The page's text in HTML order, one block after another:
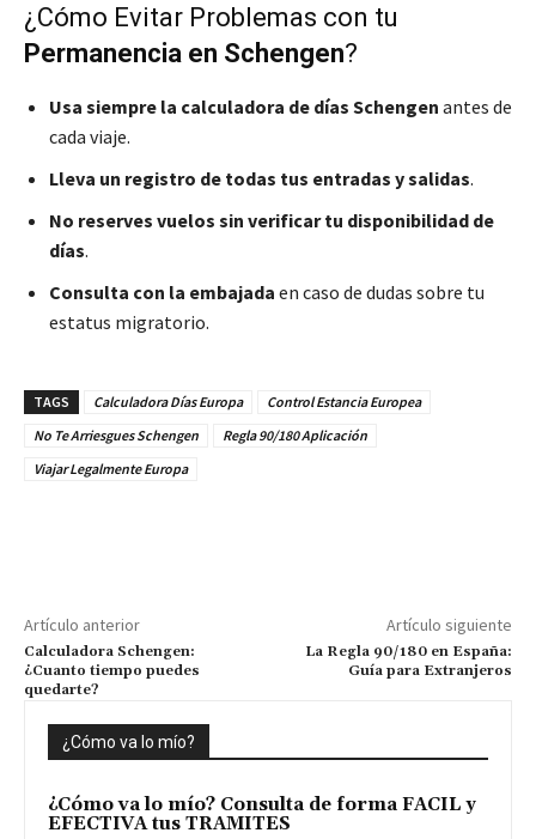
¿Cómo Evitar Problemas con tu
Permanencia en Schengen?
Usa siempre la calculadora de días Schengen antes de
cada viaje.
Lleva un registro de todas tus entradas y salidas.
No reserves vuelos sin verificar tu disponibilidad de
días.
Consulta con la embajada en caso de dudas sobre tu
estatus migratorio.
TAGS Calculadora Días Europa
Control Estancia Europea
No Te Arriesgues Schengen
Regla 90/180 Aplicación
Viajar Legalmente Europa
Artículo anterior
Calculadora Schengen:
¿Cuanto tiempo puedes
quedarte?
Artículo siguiente
La Regla 90/180 en España:
Guía para Extranjeros
¿Cómo va lo mío?
¿Cómo va lo mío? Consulta de forma FACIL y
EFECTIVA tus TRAMITES